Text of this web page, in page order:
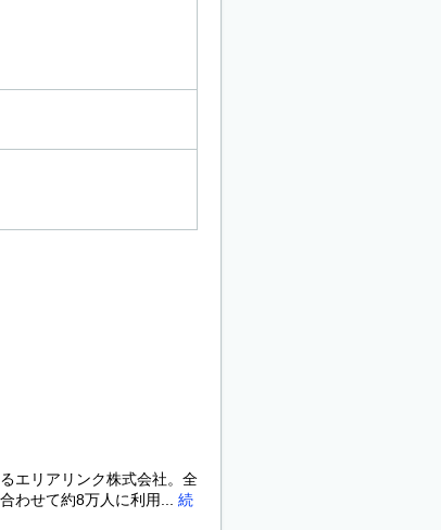
エリアリンク株式会社。全
わせて約8万人に利用...
続